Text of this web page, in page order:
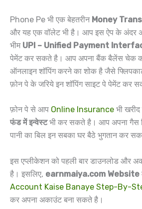
Phone Pe भी एक बेहतरीन Money
और यह एक वॉलेट भी है। आप इस ऐप के अंदर
भीम UPI – Unified Payment
पेमेंट कर सकते है। आप अपना बैंक बैलेंस चेक
ऑनलाइन शॉपिंग करने का शोक है जैसे
फ़ोन पे के जरिये इन शॉपिंग साइट पे पेमेंट कर
फ़ोन पे से आप Online Insurance भी
फंड में इन्वेस्टभी कर सकते है। आप अपना गैस
पानी का बिल इन सबका घर बैठे भुगतान कर
इस एप्लीकेशन को पहली बार डाउनलोड और
है। इसलिए, earnmaiya.com Website
Account Kaise Banaye Step-By-
कर अपना अकाउंट बना सकते है।